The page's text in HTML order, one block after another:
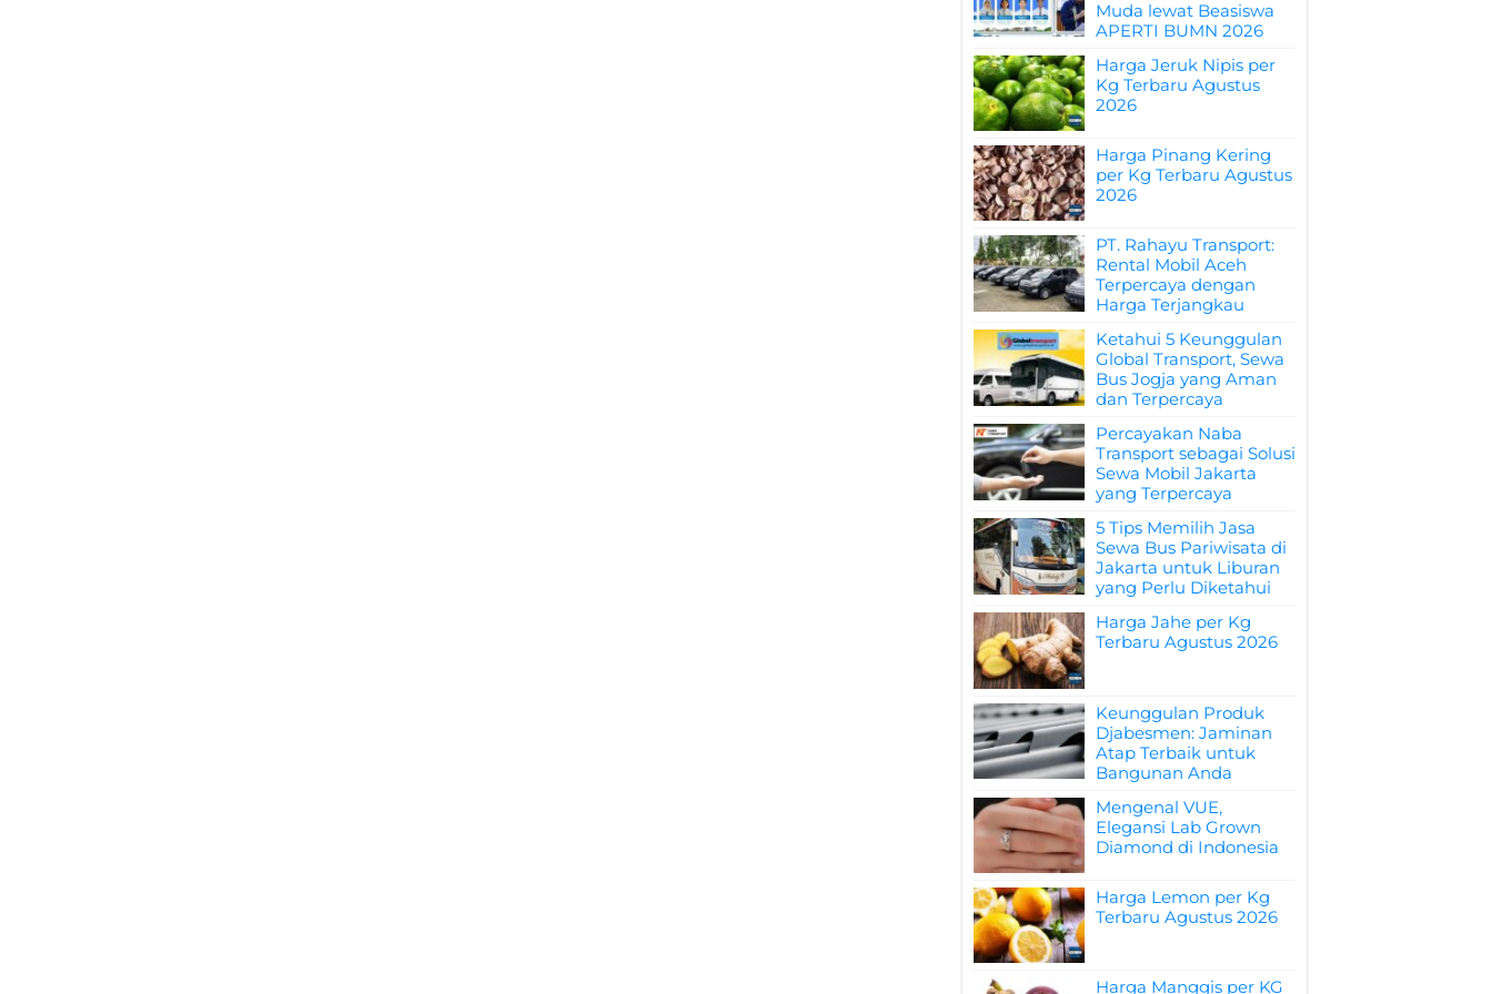
Muda lewat Beasiswa
APERTI BUMN 2026
Harga Jeruk Nipis per
Kg Terbaru Agustus
2026
Harga Pinang Kering
per Kg Terbaru Agustus
2026
PT. Rahayu Transport:
Rental Mobil Aceh
Terpercaya dengan
Harga Terjangkau
Ketahui 5 Keunggulan
Global Transport, Sewa
Bus Jogja yang Aman
dan Terpercaya
Percayakan Naba
Transport sebagai Solusi
Sewa Mobil Jakarta
yang Terpercaya
5 Tips Memilih Jasa
Sewa Bus Pariwisata di
Jakarta untuk Liburan
yang Perlu Diketahui
Harga Jahe per Kg
Terbaru Agustus 2026
Keunggulan Produk
Djabesmen: Jaminan
Atap Terbaik untuk
Bangunan Anda
Mengenal VUE,
Elegansi Lab Grown
Diamond di Indonesia
Harga Lemon per Kg
Terbaru Agustus 2026
Harga Manggis per KG